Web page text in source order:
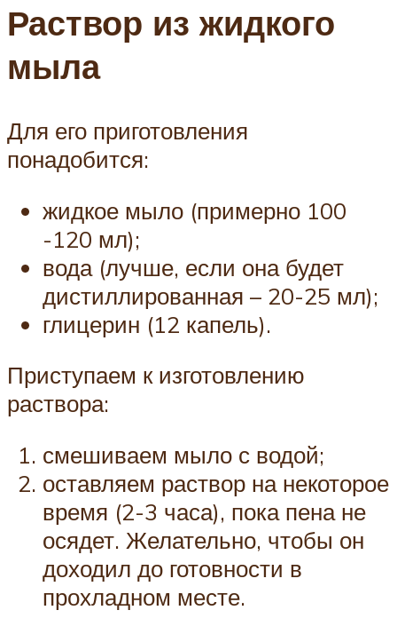
Раствор из жидкого
мыла
Для его приготовления
понадобится:
жидкое мыло (примерно 100
-120 мл);
вода (лучше, если она будет
дистиллированная – 20-25 мл);
глицерин (12 капель).
Приступаем к изготовлению
раствора:
смешиваем мыло с водой;
оставляем раствор на некоторое
время (2-3 часа), пока пена не
осядет. Желательно, чтобы он
доходил до готовности в
прохладном месте.